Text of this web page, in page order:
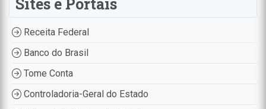
Sites e Portais
Receita Federal
Banco do Brasil
Tome Conta
Controladoria-Geral do Estado